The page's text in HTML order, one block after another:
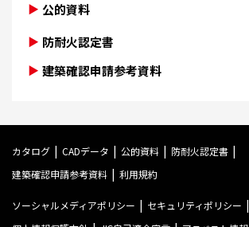
公的資料
防耐火認定書
建築確認申請参考資料
カタログ CADデータ 公的資料
防耐火認定書
建築確認申請参考資料
利用規約
ソーシャルメディアポリシー セキュリティポリシー